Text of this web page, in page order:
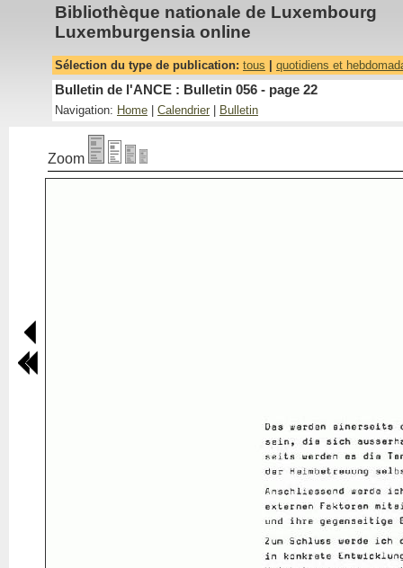
Bibliothèque nationale de Luxembourg
Luxemburgensia online
Sélection du type de publication: tous quotidiens et
Bulletin de l'ANCE : Bulletin 056 - page 22
Navigation: Home Calendrier Bulletin
Zoom